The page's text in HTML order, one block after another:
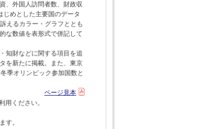
、外国人訪問者数、財政収
じめとした主要国のデータ
えるカラー・グラフととも
な数値を表形式で併記して
知財などに関する項目を追
を新たに掲載。また、東京
季オリンピック参加国数と
ページ見本
用ください。
す。